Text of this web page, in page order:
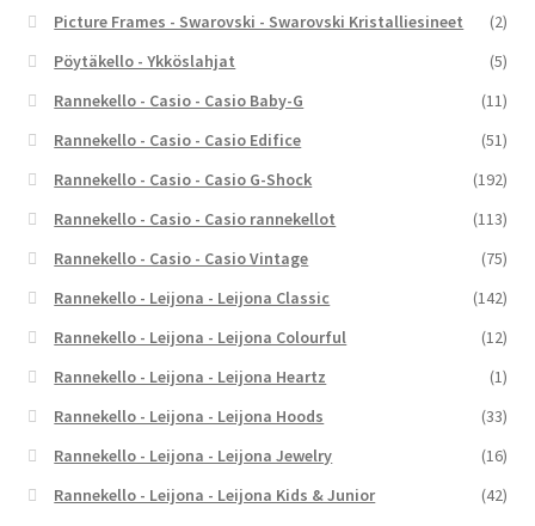
Picture Frames - Swarovski - Swarovski Kristalliesineet
(2)
Pöytäkello - Ykköslahjat
(5)
Rannekello - Casio - Casio Baby-G
(11)
Rannekello - Casio - Casio Edifice
(51)
Rannekello - Casio - Casio G-Shock
(192)
Rannekello - Casio - Casio rannekellot
(113)
Rannekello - Casio - Casio Vintage
(75)
Rannekello - Leijona - Leijona Classic
(142)
Rannekello - Leijona - Leijona Colourful
(12)
Rannekello - Leijona - Leijona Heartz
(1)
Rannekello - Leijona - Leijona Hoods
(33)
Rannekello - Leijona - Leijona Jewelry
(16)
Rannekello - Leijona - Leijona Kids & Junior
(42)